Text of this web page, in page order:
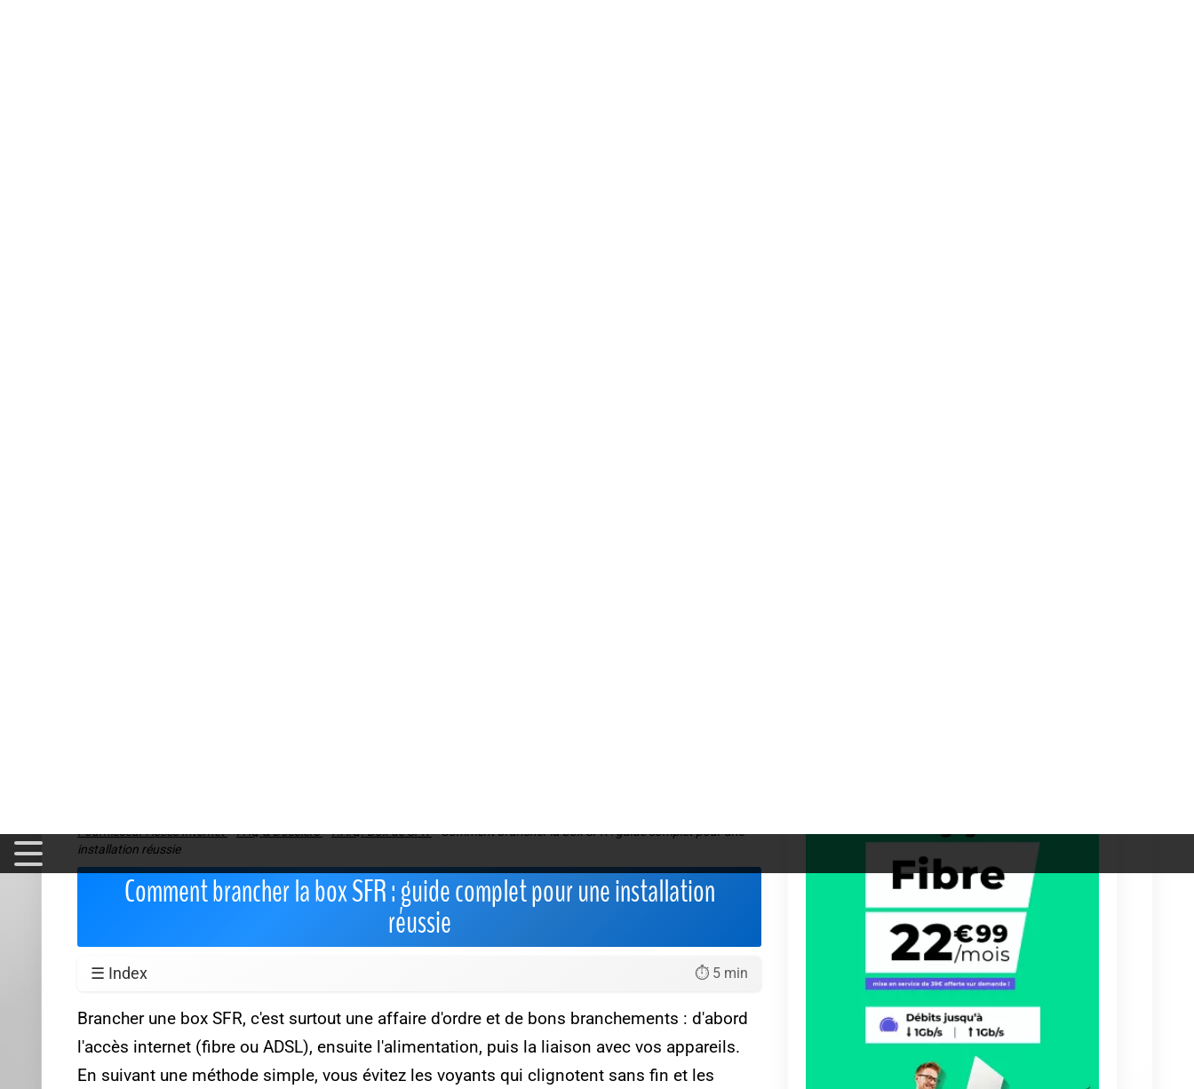
Fournisseur Acces Internet>FAQ & Dossiers>F.A.Q. Box de SFR>Comment brancher la box SFR : guide complet pour une
installation réussie
Comment brancher la box SFR : guide complet pour une installation
réussie
☰ Index ⏱️ 5 min
Brancher une box SFR, c'est surtout une affaire d'ordre et de bons branchements : d'abord
l'accès internet (fibre ou ADSL), ensuite l'alimentation, puis la liaison avec vos appareils.
En suivant une méthode simple, vous évitez les voyants qui clignotent sans fin et les